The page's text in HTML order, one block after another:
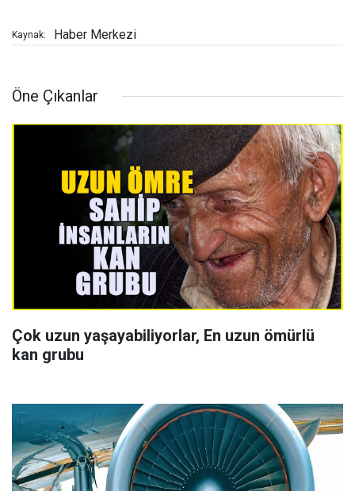
Kaynak: Haber Merkezi
Öne Çıkanlar
Çok uzun yaşayabiliyorlar, En uzun ömürlü
kan grubu